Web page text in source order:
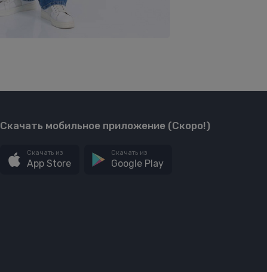
Скачать мобильное приложение (Скоро!)
Скачать из
App Store
Скачать из
Google Play